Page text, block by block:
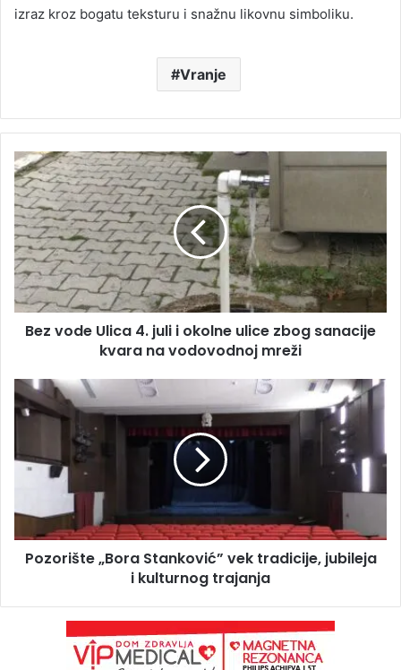
izraz kroz bogatu teksturu i snažnu likovnu simboliku.
Vranje
Bez vode Ulica 4. juli i okolne ulice zbog sanacije
kvara na vodovodnoj mreži
Pozorište „Bora Stanković” vek tradicije, jubileja
i kulturnog trajanja